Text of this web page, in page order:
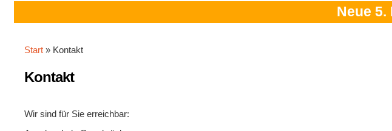
Neue 5.
Start » Kontakt
Kontakt
Wir sind für Sie erreichbar: